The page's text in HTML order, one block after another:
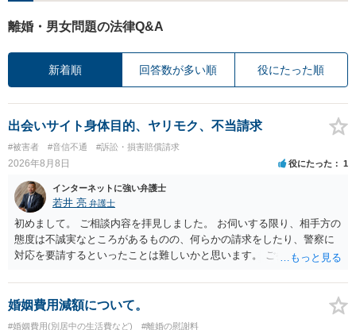
離婚・男女問題の法律Q&A
新着順 回答数が多い順 役にたった順
出会いサイト身体目的、ヤリモク、不当請求
#被害者 #音信不通 #訴訟・損害賠償請求
2026年8月8日 役にたった 1
インターネットに強い弁護士
若井 亮 弁護士
初めまして。 ご相談内容を拝見しました。 お伺いする限り、相手方の
態度は不誠実なところがあるものの、何らかの請求をしたり、警察に
対応を要請するといったことは難しいかと思います。 ご参考になれば
婚姻費用減額について。
#婚姻費用(別居中の生活費など) #離婚の慰謝料